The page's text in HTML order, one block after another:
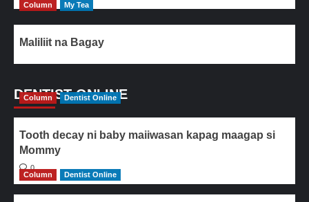
Column My Tea
Maliliit na Bagay
DENTIST ONLINE
Column Dentist Online
Tooth decay ni baby maiiwasan kapag maagap si
Mommy
0
Column
Dentist Online